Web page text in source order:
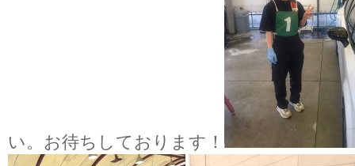
い。お待ちしております！